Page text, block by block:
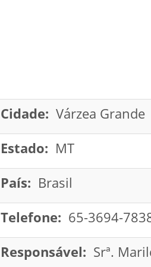
Cidade: Várzea Grande
Estado: MT
País: Brasil
Telefone: 65-3694-
Responsável: Srª.